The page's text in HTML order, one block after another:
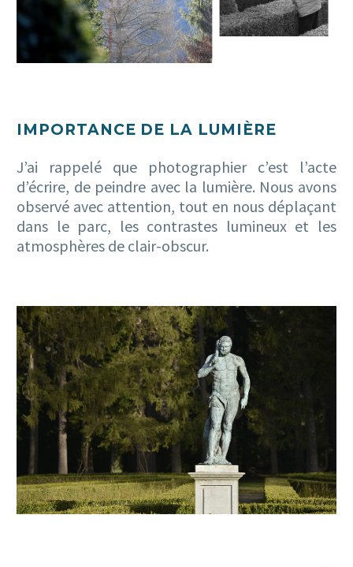
IMPORTANCE DE LA LUMIÈRE
J’ai rappelé que photographier c’est l’acte
d’écrire, de peindre avec la lumière. Nous avons
observé avec attention, tout en nous déplaçant
dans le parc, les contrastes lumineux et les
atmosphères de clair-obscur.